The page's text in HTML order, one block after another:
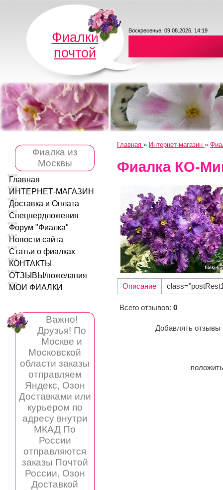
Фиалки
почтой
Воскресенье, 09.08.2026, 14:19
Фиалка из
Москвы
Главная
ИНТЕРНЕТ-МАГАЗИН
Доставка и Оплата
Спецпердложения
Форум "Фиалка"
Новости сайта
Статьи о фиалках
КОНТАКТЫ
ОТЗЫВЫ/пожелания
МОИ ФИАЛКИ
Важно!
Друзья! По
Москве и
Московской
области заказы
отправляем
Яндекс, Озон
Доставками или
курьером по
адресу внутри
МКАД По
России
отправляются
заказы Почтой
России, Озон
Доставкой
Главная » Интернет-магазин »
Фиалка КО-
Описание
Всего отзывов: 0
Добавлять отзывы